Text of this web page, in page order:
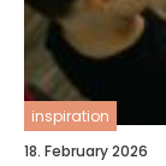
inspiration
18. February 2026